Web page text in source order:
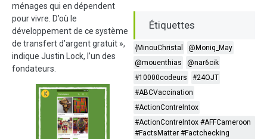
ménages qui en dépendent
pour vivre. D’où le
développement de ce système
de transfert d’argent gratuit »,
indique Justin Lock, l’un des
fondateurs.
Étiquettes
{MinouChristal
@Moniq_May
@mouenthias
@nar6cik
#10000codeurs
#24OJT
#ABCVaccination
#ActionContreIntox
#ActionContreIntox #AFFCameroon
#FactsMatter #Factchecking